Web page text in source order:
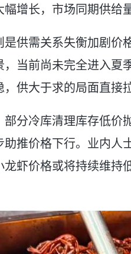
幅增长，市场同期供给
是供需关系失衡加剧价
，当前尚未完全进入夏
，供大于求的局面直接
部分冷库清理库存低价
助推价格下行。业内人
龙虾价格或将持续维持